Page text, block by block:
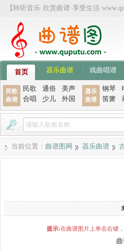
【聆听音乐·欣赏曲谱·享受生活
首页 器乐曲谱 戏曲唱谱
民歌
曲谱
民歌 通俗
美声
合唱
少儿 外国
器乐
曲谱
钢琴
笛箫
当前位置： 曲谱图网 器乐曲谱
提示:在曲谱图片上单击右键